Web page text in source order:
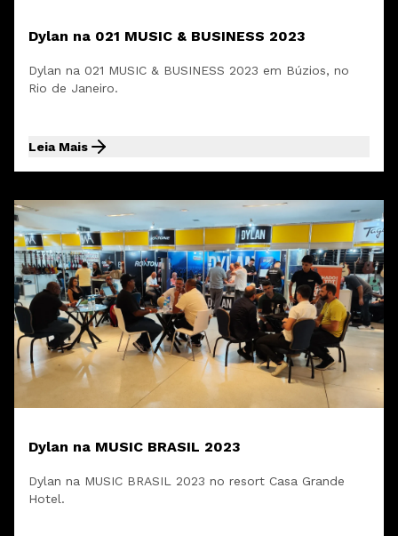
Dylan na 021 MUSIC & BUSINESS 2023
Dylan na 021 MUSIC & BUSINESS 2023 em Búzios, no
Rio de Janeiro.
Leia Mais
Dylan na MUSIC BRASIL 2023
Dylan na MUSIC BRASIL 2023 no resort Casa Grande
Hotel.